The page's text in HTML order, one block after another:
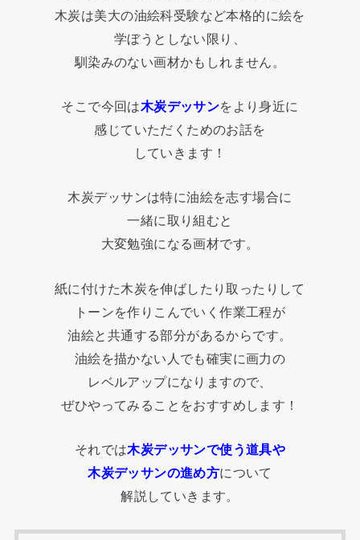
木炭は美大の油絵科受験など本格的に絵を
学ぼうとしない限り、
馴染みのない画材かもしれません。
そこで今回は木炭デッサンをより身近に
感じていただくためのお話を
していきます！
木炭デッサンは特に油絵を志す場合に
一緒に取り組むと
大変勉強になる画材です。
紙に付けた木炭を伸ばしたり取ったりして
トーンを作りこんでいく作業工程が
油絵と共通する部分があるからです。
油絵を描かない人でも確実に画力の
レベルアップになりますので、
ぜひやってみることをおすすめします！
それでは木炭デッサンで使う道具や
木炭デッサンの進め方について
解説していきます。